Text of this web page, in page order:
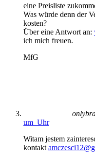
eine Preisliste
Was würde denn der
kosten?
Über eine Antwort an:
ich mich freuen.
MfG
um Uhr
Witam jestem
kontakt